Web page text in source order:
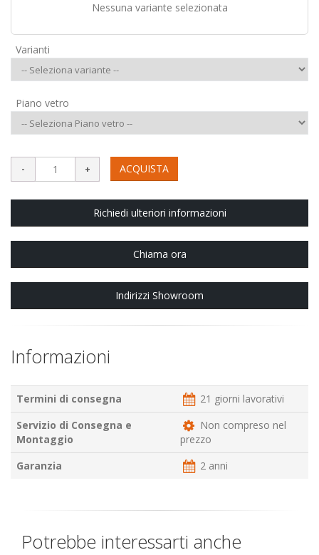
Nessuna variante selezionata
Varianti
Piano vetro
ACQUISTA
Richiedi ulteriori informazioni
Chiama ora
Indirizzi Showroom
Informazioni
Termini di consegna
21 giorni lavorativi
Servizio di Consegna e
Montaggio
Non compreso nel
prezzo
Garanzia
2 anni
Potrebbe interessarti anche